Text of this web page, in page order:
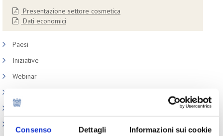
Consenso Dettagli Informazioni sui cookie
Presentazione settore cosmetica
Dati economici
Paesi
Iniziative
Webinar
Memorandum of Understanding